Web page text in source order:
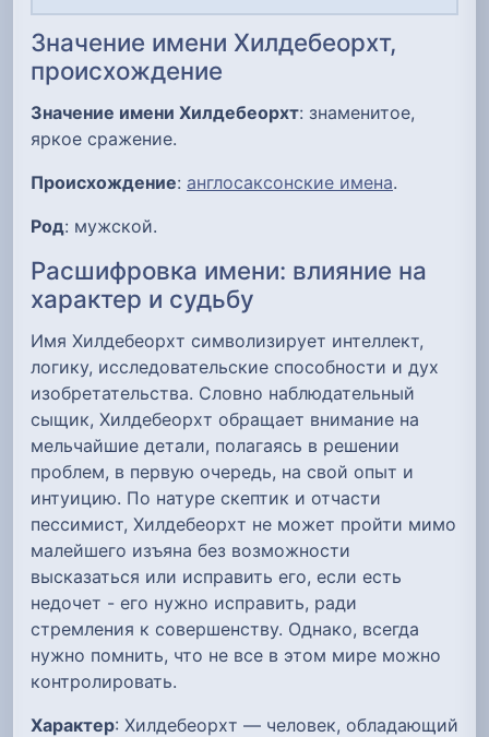
Значение имени Хилдебеорхт,
происхождение
Значение имени Хилдебеорхт: знаменитое,
яркое сражение.
Происхождение: англосаксонские имена.
Род: мужской.
Расшифровка имени: влияние на
характер и судьбу
Имя Хилдебеорхт символизирует интеллект,
логику, исследовательские способности и дух
изобретательства. Словно наблюдательный
сыщик, Хилдебеорхт обращает внимание на
мельчайшие детали, полагаясь в решении
проблем, в первую очередь, на свой опыт и
интуицию. По натуре скептик и отчасти
пессимист, Хилдебеорхт не может пройти мимо
малейшего изъяна без возможности
высказаться или исправить его, если есть
недочет - его нужно исправить, ради
стремления к совершенству. Однако, всегда
нужно помнить, что не все в этом мире можно
контролировать.
Характер: Хилдебеорхт — человек, обладающий